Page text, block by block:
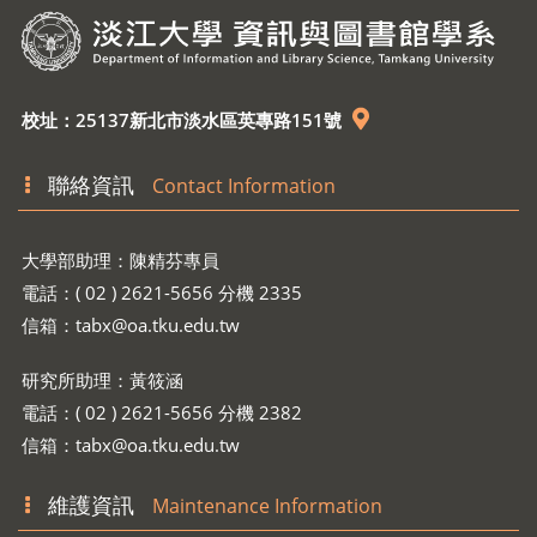
校址：25137新北市淡水區英專路151號
聯絡資訊 Contact Information
大學部助理：陳精芬專員
電話：( 02 ) 2621-5656 分機 2335
信箱： tabx@oa.tku.edu.tw
研究所助理：黃筱涵
電話：( 02 ) 2621-5656 分機 2382
信箱： tabx@oa.tku.edu.tw
維護資訊 Maintenance Information